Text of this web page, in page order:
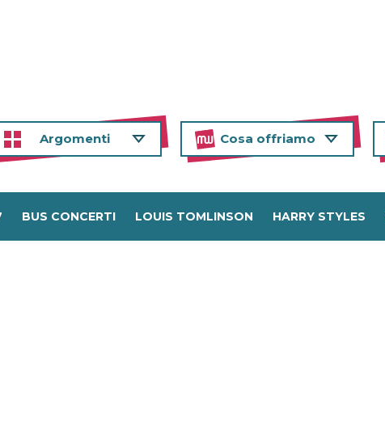
Argomenti Cosa offriamo
BUS CONCERTI LOUIS TOMLINSON HARRY STYLES